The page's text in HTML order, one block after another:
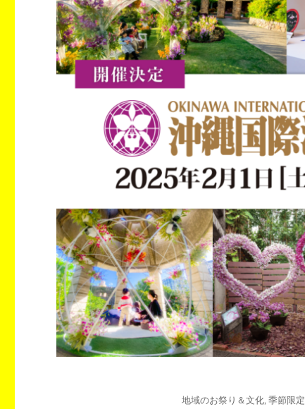
投
カ
地域のお祭り＆文化, 季節限定